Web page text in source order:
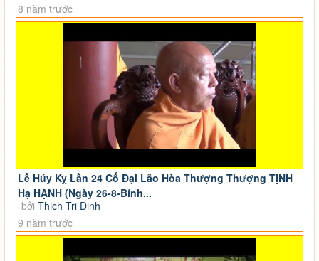
8 năm trước
Lễ Húy Kỵ Lần 24 Cố Đại Lão Hòa Thượng Thượng TỊNH
Hạ HẠNH (Ngày 26-8-Bính...
bởi Thich Tri Dinh
9 năm trước